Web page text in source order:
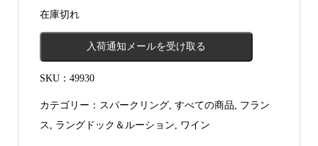
在庫切れ
入荷通知メールを受け取る
SKU： 49930
カテゴリー： スパークリング, すべての商品
フラン
ス
ラングドック＆ルーション ワイン